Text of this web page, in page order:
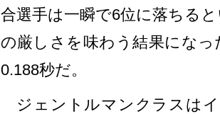
合選手は一瞬で6位に落ちる
の厳しさを味わう結果にな
0.188秒だ。
ジェントルマンクラスは